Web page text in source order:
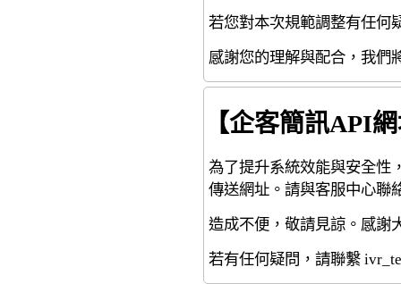
若您對本次規範調整有任何
感謝您的理解與配合，我們
【企客簡訊API
為了提升系統效能與安全性
傳送網址。請與客服中心聯
造成不便，敬請見諒。感謝
若有任何疑問，請聯繫